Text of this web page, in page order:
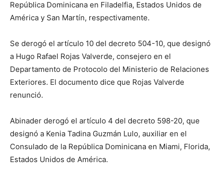
República Dominicana en Filadelfia, Estados Unidos de
América y San Martín, respectivamente.
Se derogó el artículo 10 del decreto 504-10, que designó
a Hugo Rafael Rojas Valverde, consejero en el
Departamento de Protocolo del Ministerio de Relaciones
Exteriores. El documento dice que Rojas Valverde
renunció.
Abinader derogó el artículo 4 del decreto 598-20, que
designó a Kenia Tadina Guzmán Lulo, auxiliar en el
Consulado de la República Dominicana en Miami, Florida,
Estados Unidos de América.